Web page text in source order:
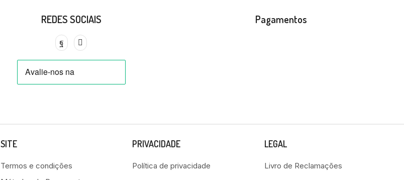
REDES SOCIAIS Pagamentos
SITE
Termos e condições
PRIVACIDADE
Política de privacidade
LEGAL
Livro de Reclamações